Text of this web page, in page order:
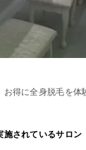
得に全身脱毛を体
施されているサロン